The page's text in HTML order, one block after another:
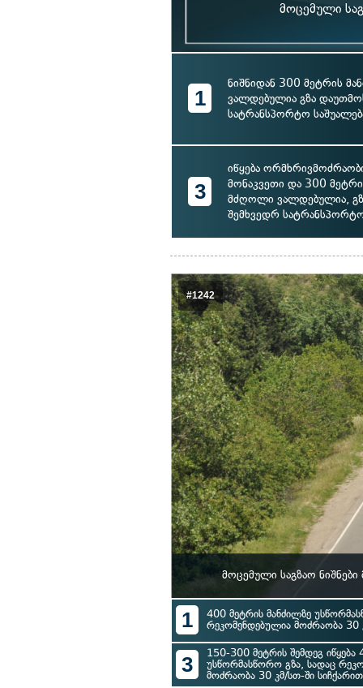
მოცემული
1
ნიშნიდან 300 მეტრის
ვალდებულია გზა
სატრანსპორტო
3
იწყება
მონაკვეთი და 300
მძღოლი ვალდებულია,
შემხვედრ
#1242
მოცემული საგზაო
1
400 მეტრის მანძილზე
რეკომენდებულია მოძრაობა 30
3
150-300 მეტრის შემდეგ იწყება
უსწორმასწორო გზა, სადაც
მოძრაობა 30 კმ/სთ-ში სიჩქარით